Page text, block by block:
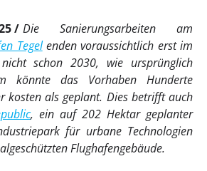
Die Sanierungsarbeiten am
Tegelenden voraussichtlich erst im
schon 2030, wie ursprünglich
könnte das Vorhaben Hunderte
kosten als geplant. Dies betrifft auch
, ein auf 202 Hektar geplanter
für urbane Technologien
Flughafengebäude.